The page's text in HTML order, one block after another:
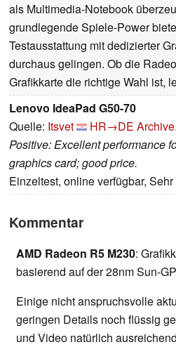
als Multimedia-Notebook
grundlegende Spiele-Power
Testausstattung mit dedizierter
durchaus gelingen. Ob die
Grafikkarte die richtige Wahl ist,
Lenovo IdeaPad G50-70
Quelle: Itsvet HR→DE
Positive: Excellent performance
graphics card; good price.
Einzeltest, online verfügbar,
Kommentar
AMD Radeon R5 M230:
basierend auf der 28nm Sun-
Einige nicht anspruchsvolle
geringen Details noch flüssig
und Video natürlich